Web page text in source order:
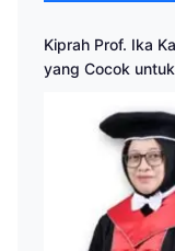
Kiprah Prof. Ika
yang Cocok